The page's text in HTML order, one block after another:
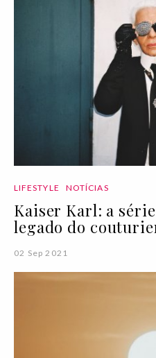
LIFESTYLE NOTÍCIAS
Kaiser Karl: a
legado do
02 Sep 2021